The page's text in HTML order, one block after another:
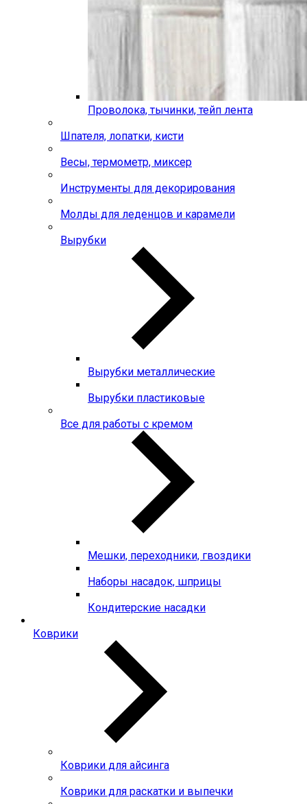
Проволока, тычинки, тейп лента
Шпателя, лопатки, кисти
Весы, термометр, миксер
Инструменты для декорирования
Молды для леденцов и карамели
Вырубки
Вырубки металлические
Вырубки пластиковые
Все для работы с кремом
Мешки, переходники, гвоздики
Наборы насадок, шприцы
Кондитерские насадки
Коврики
Коврики для айсинга
Коврики для раскатки и выпечки